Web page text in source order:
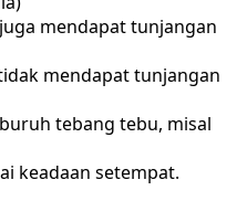
mendapat tunjangan
mendapat tunjangan
tebang tebu, misal
keadaan setempat.